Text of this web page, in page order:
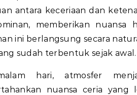
antara keceriaan dan
memberikan nuansa
ini berlangsung secara
sudah terbentuk sejak awal.
hari, atmosfer
nuansa ceria yang